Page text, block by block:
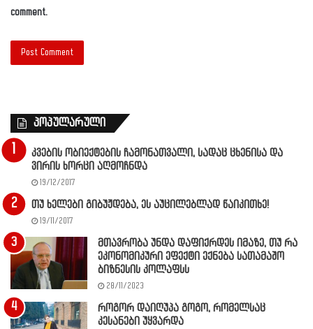
comment.
პოპულარული
კვების ობიექტების ჩამონათვალი, სადაც ცხენისა და
ვირის ხორცი აღმოჩნდა
19/12/2017
თუ ხელები გიბუჟდება, ეს აუცილებლად წაიკითხე!
19/11/2017
მთავრობა უნდა დაფიქრდეს იმაზე, თუ რა
ეკონომიკური ეფექტი ექნება სათამაშო
ბიზნესის კოლაფსს
28/11/2023
როგორ დაიღუპა გოგო, რომელსაც
კესანები უყვარდა